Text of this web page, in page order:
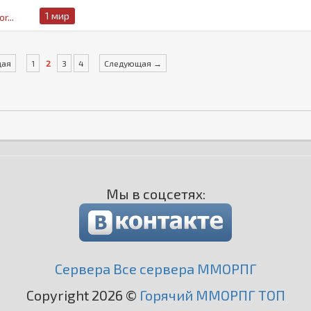
1 мир
1 2 3 4 Следующая →
Мы в соцсетях:
Сервера Все сервера ММОРПГ
Copyright 2026 © Горячий ММОРПГ ТОП